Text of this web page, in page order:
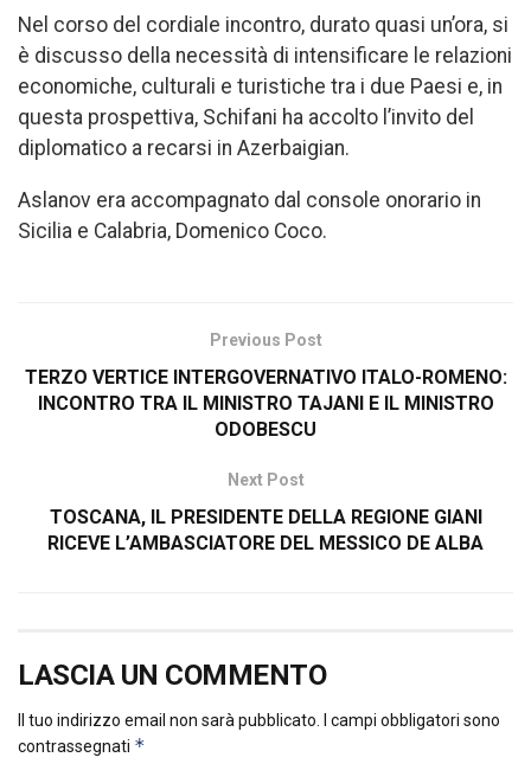
Nel corso del cordiale incontro, durato quasi un’ora, si
è discusso della necessità di intensificare le relazioni
economiche, culturali e turistiche tra i due Paesi e, in
questa prospettiva, Schifani ha accolto l’invito del
diplomatico a recarsi in Azerbaigian.
Aslanov era accompagnato dal console onorario in
Sicilia e Calabria, Domenico Coco.
Previous Post
TERZO VERTICE INTERGOVERNATIVO ITALO-ROMENO:
INCONTRO TRA IL MINISTRO TAJANI E IL MINISTRO
ODOBESCU
Next Post
TOSCANA, IL PRESIDENTE DELLA REGIONE GIANI
RICEVE L’AMBASCIATORE DEL MESSICO DE ALBA
LASCIA UN COMMENTO
Il tuo indirizzo email non sarà pubblicato.
I campi obbligatori sono
contrassegnati *